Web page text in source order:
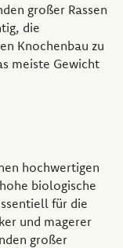
großer Rassen
die
Knochenbau zu
meiste Gewicht
hochwertigen
biologische
für die
und magerer
großer